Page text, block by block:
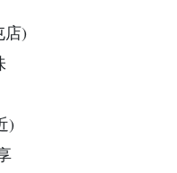
店)
)